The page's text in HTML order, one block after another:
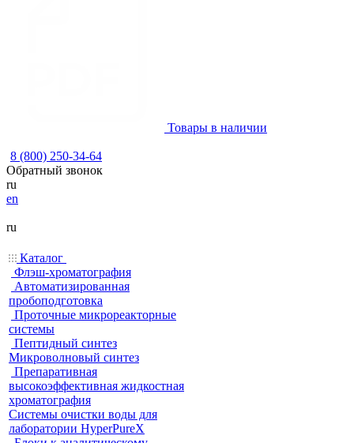
Товары в наличии
8 (800) 250-34-64
Обратный звонок
ru
en
ru
Каталог
Флэш-хроматография
Автоматизированная
пробоподготовка
Проточные микрореакторные
системы
Пептидный синтез
Микроволновый синтез
Препаративная
высокоэффективная жидкостная
хроматография
Системы очистки воды для
лаборатории HyperPureX